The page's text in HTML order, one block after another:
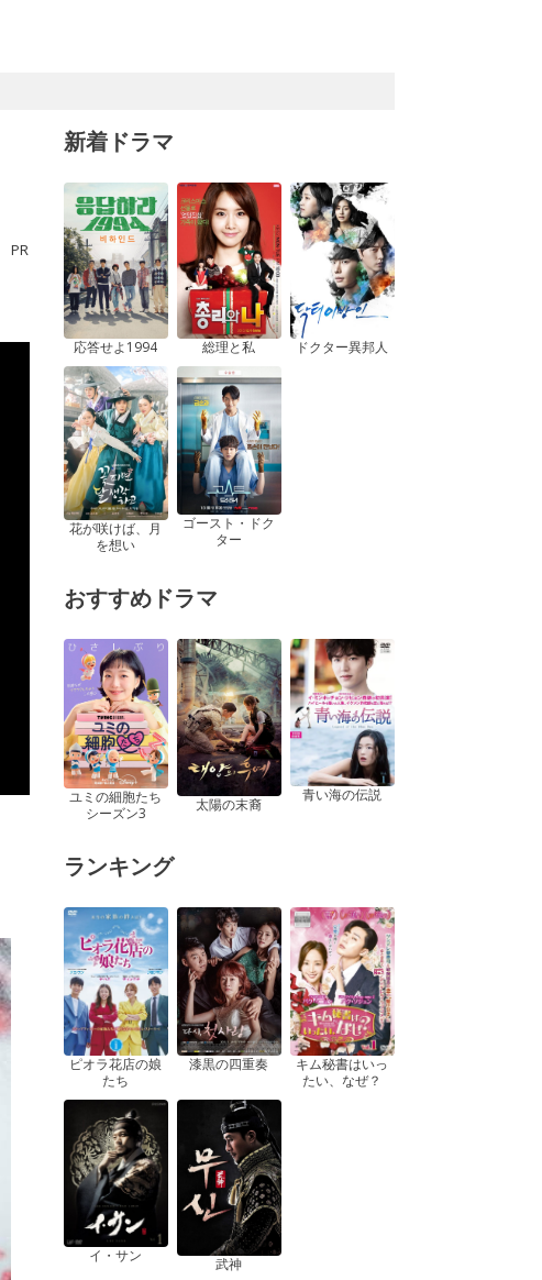
PR
新着ドラマ
応答せよ1994 総理と私 ドクター異邦人
花が咲けば、月
を想い
ゴースト・ドク
ター
おすすめドラマ
ユミの細胞たち
シーズン3
太陽の末裔 青い海の伝説
ランキング
ピオラ花店の娘
たち
漆黒の四重奏
キム秘書はいっ
たい、なぜ？
イ・サン 武神